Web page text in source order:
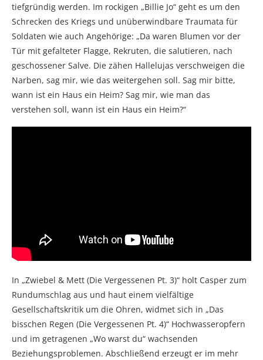
tiefgründig werden. Im rockigen „Billie Jo“ geht es um den
Schrecken des Kriegs und unüberwindbare Traumata für
Soldaten wie auch Angehörige: „Da waren Blumen vor der
Tür mit gefalteter Flagge, Rekruten, die salutieren, nach
geschossener Salve. Die zähen Hallelujas verschweigen die
Narben, sag mir, wie das weitergehen soll. Sag mir bitte,
wann ist ein Haus ein Heim? Sag mir, wie man das
verstehen soll, wann ist ein Haus ein Heim?“
In „Zwiebel & Mett (Die Vergessenen Pt. 3)“ holt Casper zum
Rundumschlag aus und haut einem vielfältige
Gesellschaftskritik um die Ohren, widmet sich in „Das
bisschen Regen (Die Vergessenen Pt. 4)“ Hochwasseropfern
und im getragenen „Wo warst du“ wachsenden
Beziehungsproblemen. Abschließend erzeugt er im mehr